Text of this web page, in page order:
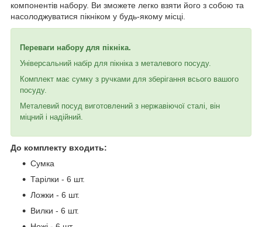
компонентів набору. Ви зможете легко взяти його з собою та
насолоджуватися пікніком у будь-якому місці.
Переваги набору для пікніка.
Універсальний набір для пікніка з металевого посуду.
Комплект має сумку з ручками для зберігання всього вашого
посуду.
Металевий посуд виготовлений з нержавіючої сталі, він
міцний і надійний.
До комплекту входить:
Сумка
Тарілки - 6 шт.
Ложки - 6 шт.
Вилки - 6 шт.